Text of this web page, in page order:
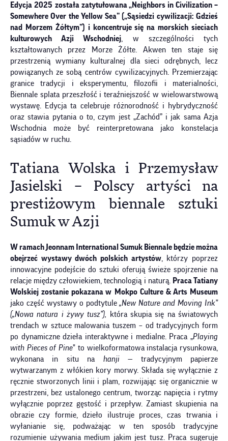
Edycja 2025 została zatytułowana„Neighbors in Civilization –
Somewhere Over the Yellow Sea” („Sąsiedzi cywilizacji: Gdzieś
nad Morzem Żółtym”) i koncentruje się na morskich sieciach
kulturowych Azji Wschodniej , w szczególności tych
kształtowanych przez Morze Żółte. Akwen ten staje się
przestrzenią wymiany kulturalnej dla sieci odrębnych, lecz
powiązanych ze sobą centrów cywilizacyjnych. Przemierzając
granice tradycji i eksperymentu, filozofii i materialności,
Biennale splata przeszłość i teraźniejszość w wielowarstwową
wystawę. Edycja ta celebruje różnorodność i hybrydyczność
oraz stawia pytania o to, czym jest „Zachód” i jak sama Azja
Wschodnia może być reinterpretowana jako konstelacja
sąsiadów w ruchu.
Tatiana Wolska i Przemysław
Jasielski – Polscy artyści na
prestiżowym biennale sztuki
Sumuk w Azji
W ramach Jeonnam International Sumuk Biennale będzie można
obejrzeć wystawy dwóch polskich artystów, którzy poprzez
innowacyjne podejście do sztuki oferują świeże spojrzenie na
relacje między człowiekiem, technologią i naturą.
Praca Tatiany
Wolskiej zostanie pokazana w Mokpo Culture & Arts Museum
jako część wystawy o podtytule„New Nature and Moving Ink”
(„Nowa natura i żywy tusz”),
która skupia się na światowych
trendach w sztuce malowania tuszem – od tradycyjnych form
po dynamiczne dzieła interaktywne i medialne. Praca „Playing
with Pieces of Pine" to wielkoformatowa instalacja rysunkowa,
wykonana in situ na hanji— tradycyjnym papierze
wytwarzanym z włókien kory morwy. Składa się wyłącznie z
ręcznie stworzonych linii i plam, rozwijając się organicznie w
przestrzeni, bez ustalonego centrum, tworząc napięcia i rytmy
wyłącznie poprzez gęstość i przepływ. Zamiast skupienia na
obrazie czy formie, dzieło ilustruje proces, czas trwania i
wyłanianie się, podważając w ten sposób tradycyjne
rozumienie używania medium jakim jest tusz. Praca sugeruje